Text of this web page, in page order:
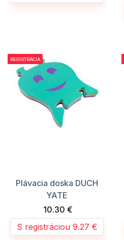
REGISTRÁCIA
Plávacia doska DUCH
YATE
10.30 €
S registráciou 9.27 €